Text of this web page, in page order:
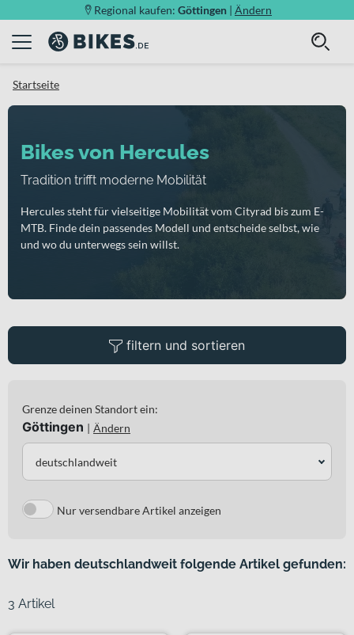
Regional kaufen: Göttingen | Ändern
Startseite
Bikes von Hercules
Tradition trifft moderne Mobilität
Hercules steht für vielseitige Mobilität vom Cityrad bis zum E-
MTB. Finde dein passendes Modell und entscheide selbst, wie
und wo du unterwegs sein willst.
filtern und sortieren
Grenze deinen Standort ein:
Göttingen | Ändern
deutschlandweit
Nur versendbare Artikel anzeigen
Wir haben deutschlandweit folgende Artikel gefunden:
3 Artikel